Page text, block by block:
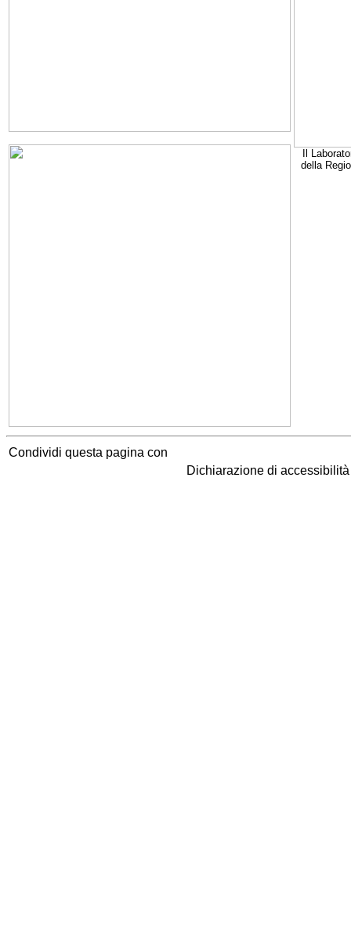
Il
della
Condividi questa pagina con
Dichiarazione di